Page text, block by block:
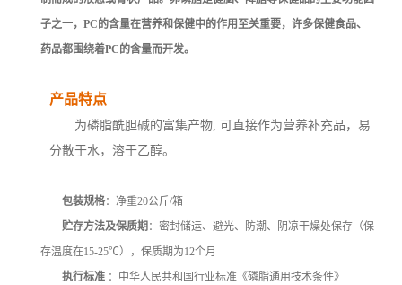
子之一，PC的含量在营养和保健中的作用至关重要，许多保健食品、
药品都围绕着PC的含量而开发。
产品特点
为磷脂酰胆碱的富集产物, 可直接作为营养补充品，易
分散于水，溶于乙醇。
包装规格：净重20公斤/箱
贮存方法及保质期 ：密封储运、避光、防潮、阴凉干燥处保存（保
存温度在15-25℃），保质期为12个月
执行标准 ：中华人民共和国行业标准《磷脂通用技术条件》